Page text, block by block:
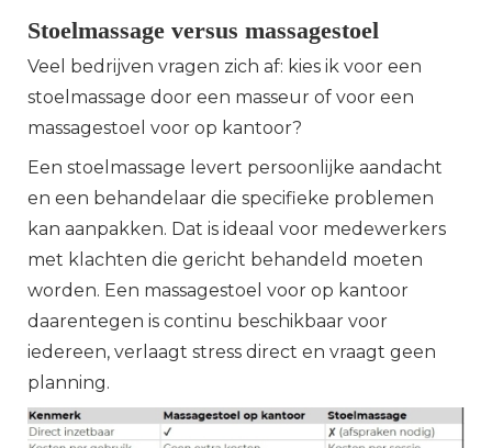
Stoelmassage versus massagestoel
Veel bedrijven vragen zich af: kies ik voor een
stoelmassage door een masseur of voor een
massagestoel voor op kantoor?
Een stoelmassage levert persoonlijke aandacht
en een behandelaar die specifieke problemen
kan aanpakken. Dat is ideaal voor medewerkers
met klachten die gericht behandeld moeten
worden. Een massagestoel voor op kantoor
daarentegen is continu beschikbaar voor
iedereen, verlaagt stress direct en vraagt geen
planning.